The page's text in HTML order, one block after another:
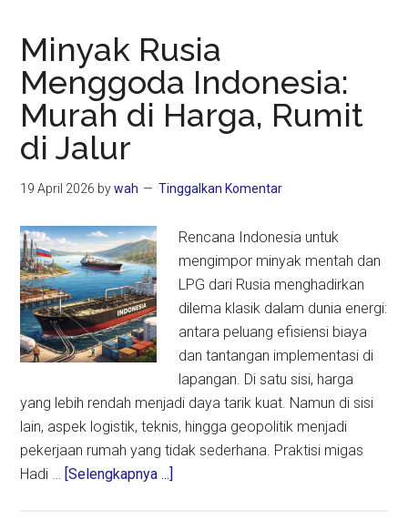
Minyak Rusia
Menggoda Indonesia:
Murah di Harga, Rumit
di Jalur
19 April 2026 bywah Tinggalkan Komentar
Rencana Indonesia untuk
mengimpor minyak mentah dan
LPG dari Rusia menghadirkan
dilema klasik dalam dunia energi:
antara peluang efisiensi biaya
dan tantangan implementasi di
lapangan. Di satu sisi, harga
yang lebih rendah menjadi daya tarik kuat. Namun di sisi
lain, aspek logistik, teknis, hingga geopolitik menjadi
pekerjaan rumah yang tidak sederhana. Praktisi migas
Hadi … [Selengkapnya ...]